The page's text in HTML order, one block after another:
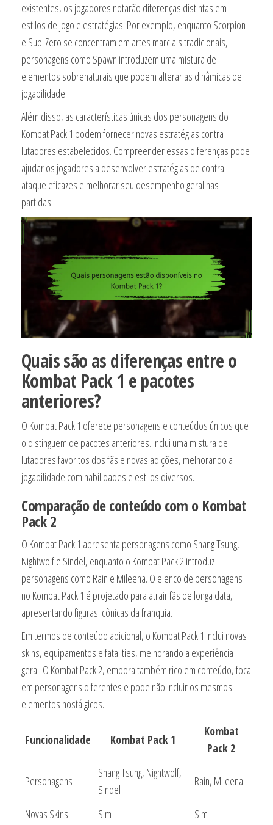
existentes, os jogadores notarão diferenças distintas em
estilos de jogo e estratégias. Por exemplo, enquanto Scorpion
e Sub-Zero se concentram em artes marciais tradicionais,
personagens como Spawn introduzem uma mistura de
elementos sobrenaturais que podem alterar as dinâmicas de
jogabilidade.
Além disso, as características únicas dos personagens do
Kombat Pack 1 podem fornecer novas estratégias contra
lutadores estabelecidos. Compreender essas diferenças pode
ajudar os jogadores a desenvolver estratégias de contra-
ataque eficazes e melhorar seu desempenho geral nas
partidas.
Quais são as diferenças entre o
Kombat Pack 1 e pacotes
anteriores?
O Kombat Pack 1 oferece personagens e conteúdos únicos que
o distinguem de pacotes anteriores. Inclui uma mistura de
lutadores favoritos dos fãs e novas adições, melhorando a
jogabilidade com habilidades e estilos diversos.
Comparação de conteúdo com o Kombat
Pack 2
O Kombat Pack 1 apresenta personagens como Shang Tsung,
Nightwolf e Sindel, enquanto o Kombat Pack 2 introduz
personagens como Rain e Mileena. O elenco de personagens
no Kombat Pack 1 é projetado para atrair fãs de longa data,
apresentando figuras icônicas da franquia.
Em termos de conteúdo adicional, o Kombat Pack 1 inclui novas
skins, equipamentos e fatalities, melhorando a experiência
geral. O Kombat Pack 2, embora também rico em conteúdo, foca
em personagens diferentes e pode não incluir os mesmos
elementos nostálgicos.
Funcionalidade Kombat Pack 1
Kombat
Pack 2
Personagens
Shang Tsung, Nightwolf,
Sindel
Rain, Mileena
Novas Skins Sim
Sim